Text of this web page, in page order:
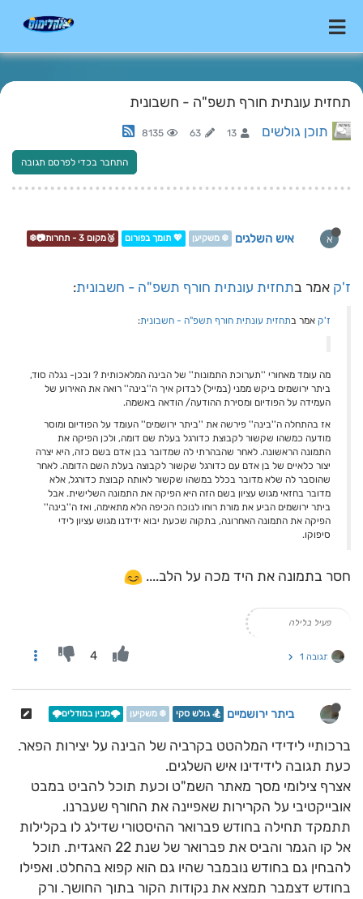
תחזית עונתית חורף תשפ"ה - חשבונית
תוכן גולשים 13
63
8135
התחבר בכדי לפרסם תגובה
א איש השלגים ❄️ משקיען 💖 תומך בפורום 🥉מקום 3 - תחרות📷❄️
ז'ק אמר בתחזית עונתית חורף תשפ"ה - חשבונית:
ז'ק אמר בתחזית עונתית חורף תשפ"ה - חשבונית:
מה עומד מאחורי ''תערוכת התמונות'' של הבינה המלאכותית ? ובכן- נגלה סוד,
ביתר ירושמים ביקש ממני (במייל) לבדוק איך ה''בינה'' רואה את האירוע של
העמידה על הפודיום ומסירת ההודעה/ הודאה באשמה.
אז בהתחלה ה''בינה'' פירשה את ''ביתר ירושמים'' העומד על הפודיום ומוסר
מודעה כמשהו שקשור לקבוצת כדורגל בעלת שם דומה, ולכן הפיקה את
התמונה הראשונה. לאחר שהבהרתי לה שמדובר בבן אדם בשם כזה, היא יצרה
יצור כלאיים של בן אדם עם כדורגל שקשור לקבוצה בעלת השם הדומה. לאחר
שהוסבר לה שלא מדובר בכלל במשהו שקשור לאותה קבוצת כדורגל, אלא
מדובר בחזאי מגוש עציון בשם הזה היא הפיקה את התמונה השלישית. אבל
ביתר ירושמים הביע את מורת רוחו לנוכח הכיפה הלא מתאימה, ואז ה''בינה''
הפיקה את התמונה האחרונה, בתקוה שכעת יבוא ידידנו מגוש עציון לידי
סיפוקו.
חסר בתמונה את היד מכה על הלב....
פעיל בלילה
תגובה 1 4
ביתר ירושמיים 🏂 גולש סקי ❄️ משקיען 🌩️מבין במודלים🌩️
ברכותיי לידידי המלהטט בקרביה של הבינה על יצירות הפאר.
כעת תגובה לידידינו איש השלגים.
אצרף צילומי מסך מאתר השמ"ט וכעת תוכל להביט במבט
אובייקטיבי על הקרירות שאפיינה את החורף שעברנו.
תתמקד תחילה בחודש פברואר ההיסטורי שדילג לו בקלילות
אל קו הגמר והביס את פברואר של שנת 22 האגדית. תוכל
להבחין גם בחודש נובמבר שהיו גם הוא קפוא בהחלט. ואפילו
בחודש דצמבר תמצא את נקודות הקור בתוך החושך. ורק